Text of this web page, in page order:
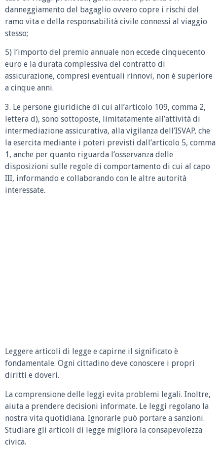
danneggiamento del bagaglio ovvero copre i rischi del
ramo vita e della responsabilità civile connessi al viaggio
stesso;
5) l’importo del premio annuale non eccede cinquecento
euro e la durata complessiva del contratto di
assicurazione, compresi eventuali rinnovi, non è superiore
a cinque anni.
3. Le persone giuridiche di cui all’articolo 109, comma 2,
lettera d), sono sottoposte, limitatamente all’attività di
intermediazione assicurativa, alla vigilanza dell’ISVAP, che
la esercita mediante i poteri previsti dall’articolo 5, comma
1, anche per quanto riguarda l’osservanza delle
disposizioni sulle regole di comportamento di cui al capo
III, informando e collaborando con le altre autorità
interessate.
Leggere articoli di legge e capirne il significato è
fondamentale. Ogni cittadino deve conoscere i propri
diritti e doveri.
La comprensione delle leggi evita problemi legali. Inoltre,
aiuta a prendere decisioni informate. Le leggi regolano la
nostra vita quotidiana. Ignorarle può portare a sanzioni.
Studiare gli articoli di legge migliora la consapevolezza
civica.